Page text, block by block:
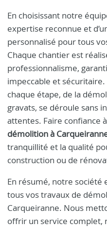
En choisissant notre
expertise reconnue et
personnalisé pour tous
Chaque chantier est
professionnalisme,
impeccable et
chaque étape, de la
gravats, se déroule sans
attentes. Faire confiance
démolition à
tranquillité et la qualité
construction ou de
En résumé, notre société
tous vos travaux de
Carqueiranne. Nous
offrir un service complet,